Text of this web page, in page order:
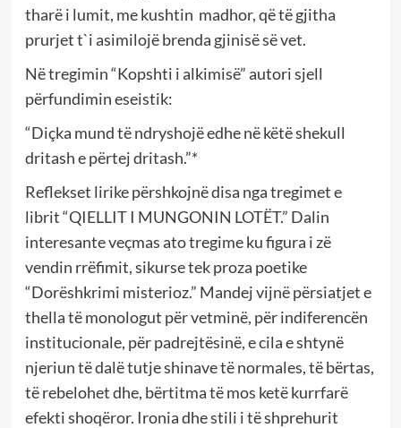
tharë i lumit, me kushtin madhor, që të gjitha
prurjet t`i asimilojë brenda gjinisë së vet.
Në tregimin “Kopshti i alkimisë” autori sjell
përfundimin eseistik:
“Diçka mund të ndryshojë edhe në këtë shekull
dritash e përtej dritash.”*
Reflekset lirike përshkojnë disa nga tregimet e
librit “QIELLIT I MUNGONIN LOTËT.” Dalin
interesante veçmas ato tregime ku figura i zë
vendin rrëfimit, sikurse tek proza poetike
“Dorëshkrimi misterioz.” Mandej vijnë përsiatjet e
thella të monologut për vetminë, për indiferencën
institucionale, për padrejtësinë, e cila e shtynë
njeriun të dalë tutje shinave të normales, të bërtas,
të rebelohet dhe, bërtitma të mos ketë kurrfarë
efekti shoqëror. Ironia dhe stili i të shprehurit